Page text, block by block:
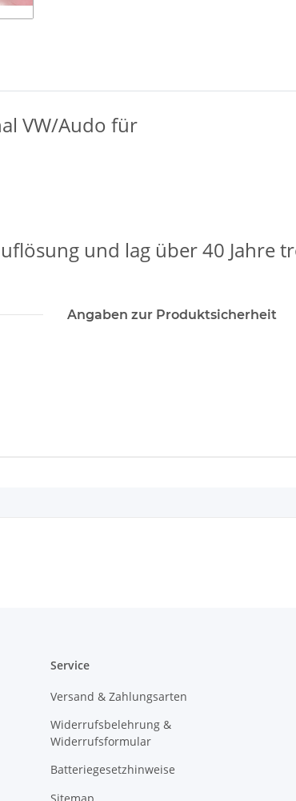
VW/Audo für
und lag über 40 Jahre
Angaben zur Produktsicherheit
Service
Versand & Zahlungsarten
Widerrufsbelehrung &
Widerrufsformular
Batteriegesetzhinweise